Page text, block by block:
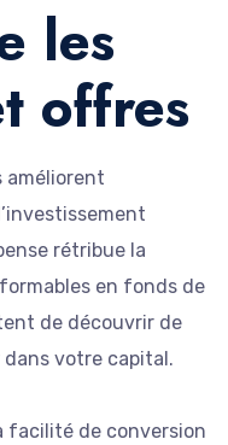
les
offres
améliorent
rétribue la
en fonds de
de découvrir de
dans votre capital.
facilité de conversion